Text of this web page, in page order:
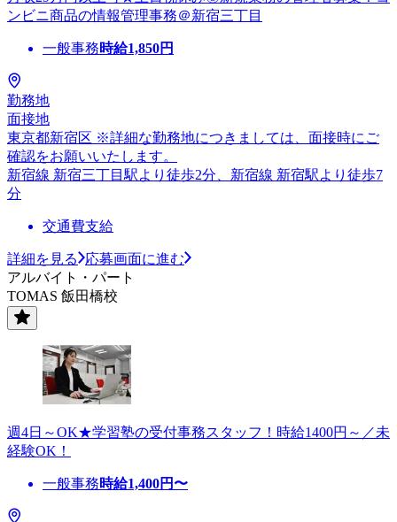
ンビニ商品の情報管理事務＠新宿三丁目
一般事務時給1,850円
勤務地
面接地
東京都新宿区 ※詳細な勤務地につきましては、面接時にご
確認をお願いいたします。
新宿線 新宿三丁目駅より徒歩2分、新宿線 新宿駅より徒歩7
分
交通費支給
詳細を見る
応募画面に進む
アルバイト・パート
TOMAS 飯田橋校
週4日～OK★学習塾の受付事務スタッフ！時給1400円～／未
経験OK！
一般事務時給1,400円〜